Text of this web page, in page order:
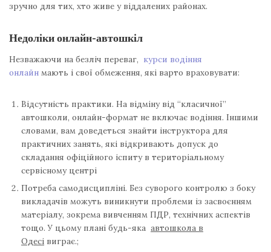
зручно для тих, хто живе у віддалених районах.
Недоліки онлайн-автошкіл
Незважаючи на безліч переваг, курси водіння
онлайн мають і свої обмеження, які варто враховувати:
Відсутність практики. На відміну від “класичної”
автошколи, онлайн-формат не включає водіння. Іншими
словами, вам доведеться знайти інструктора для
практичних занять, які відкривають допуск до
складання офіційного іспиту в територіальному
сервісному центрі
Потреба самодисципліні. Без суворого контролю з боку
викладачів можуть виникнути проблеми із засвоєнням
матеріалу, зокрема вивченням ПДР, технічних аспектів
тощо. У цьому плані будь-яка автошкола в
Одесі виграє.;